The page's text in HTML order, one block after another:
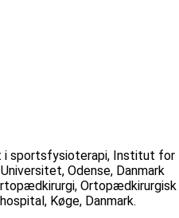
i sportsfysioterapi, Institut for
Odense, Danmark
Ortopædkirurgisk
Køge, Danmark.